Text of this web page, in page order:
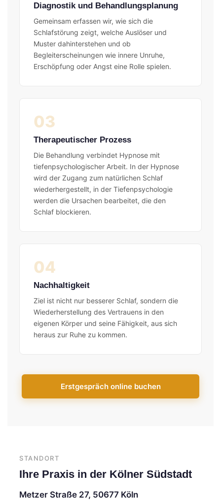
Diagnostik und Behandlungsplanung
Gemeinsam erfassen wir, wie sich die
Schlafstörung zeigt, welche Auslöser und
Muster dahinterstehen und ob
Begleiterscheinungen wie innere Unruhe,
Erschöpfung oder Angst eine Rolle spielen.
03
Therapeutischer Prozess
Die Behandlung verbindet Hypnose mit
tiefenpsychologischer Arbeit. In der Hypnose
wird der Zugang zum natürlichen Schlaf
wiederhergestellt, in der Tiefenpsychologie
werden die Ursachen bearbeitet, die den
Schlaf blockieren.
04
Nachhaltigkeit
Ziel ist nicht nur besserer Schlaf, sondern die
Wiederherstellung des Vertrauens in den
eigenen Körper und seine Fähigkeit, aus sich
heraus zur Ruhe zu kommen.
Erstgespräch online buchen
STANDORT
Ihre Praxis in der Kölner Südstadt
Metzer Straße 27, 50677 Köln